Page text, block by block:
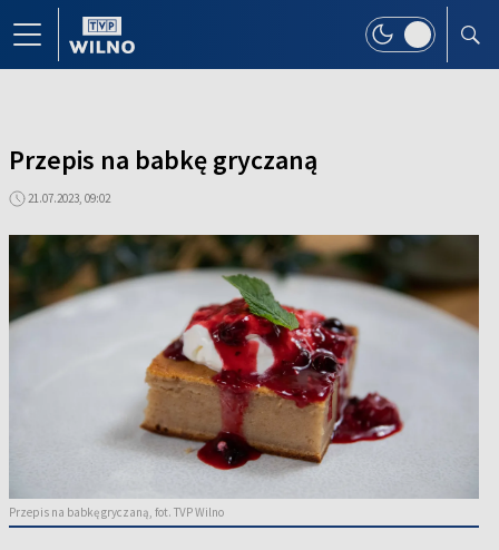
Przepis na babkę gryczaną
21.07.2023, 09:02
Przepis na babkę gryczaną, fot. TVP Wilno